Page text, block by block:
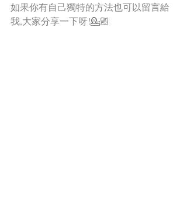
如果你有自己獨特的方法也可以留言給
我,大家分享一下呀!💁🏼